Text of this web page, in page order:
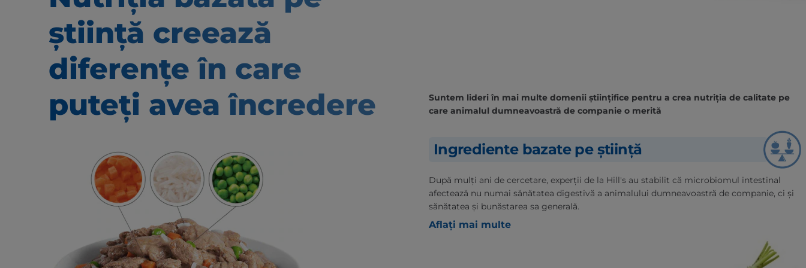
știință creează
diferențe în care
puteți avea încredere
Suntem lideri în mai multe domenii științifice pentru a crea nutriția de calitate pe
care animalul dumneavoastră de companie o merită
Ingrediente bazate pe știință
După mulți ani de cercetare, experții de la Hill's au stabilit că microbiomul intestinal
afectează nu numai sănătatea digestivă a animalului dumneavoastră de companie, ci și
sănătatea și bunăstarea sa generală.
Aflați mai multe